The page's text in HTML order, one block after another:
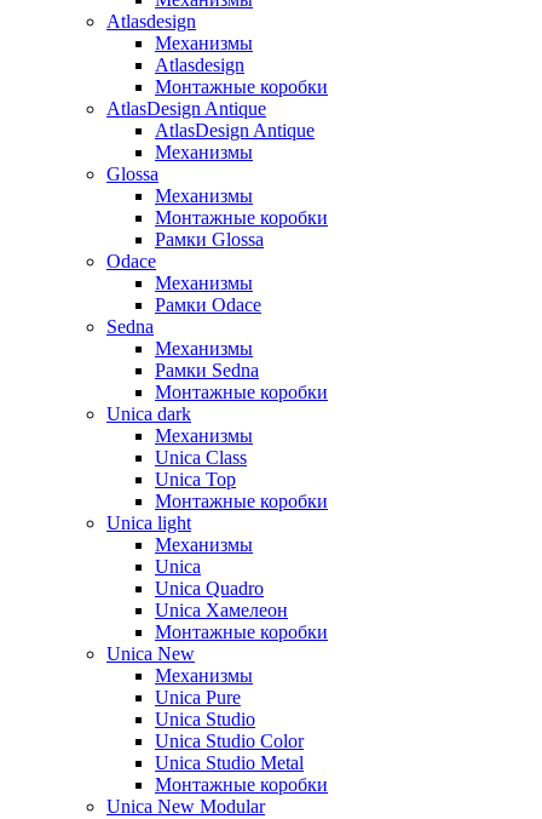
Atlasdesign
Механизмы
Atlasdesign
Монтажные коробки
AtlasDesign Antique
AtlasDesign Antique
Механизмы
Glossa
Механизмы
Монтажные коробки
Рамки Glossa
Odace
Механизмы
Рамки Odace
Sedna
Механизмы
Рамки Sedna
Монтажные коробки
Unica dark
Механизмы
Unica Class
Unica Top
Монтажные коробки
Unica light
Механизмы
Unica
Unica Quadro
Unica Хамелеон
Монтажные коробки
Unica New
Механизмы
Unica Pure
Unica Studio
Unica Studio Color
Unica Studio Metal
Монтажные коробки
Unica New Modular